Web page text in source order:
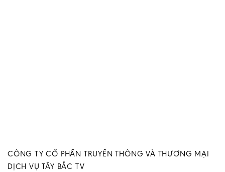
CÔNG TY CỔ PHẦN TRUYỀN THÔNG VÀ THƯƠNG MẠI
DỊCH VỤ TÂY BẮC TV